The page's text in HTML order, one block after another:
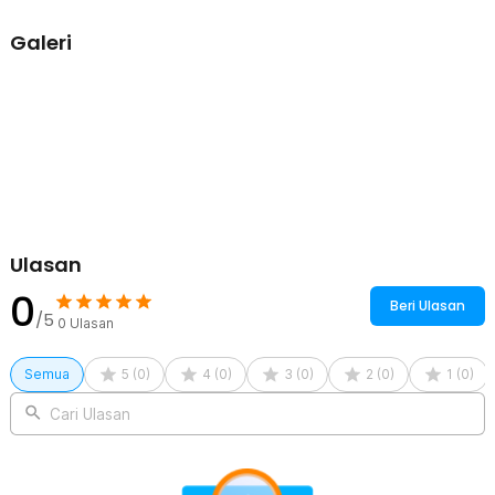
dengan cepat dan praktis. Sistem rechargeable ini mengurangi
Galeri
Ulasan
0/5 0 Ulasan
Beri Ulasan
Semua 5 (0) 4 (0) 3 (0) 2 (0) 1 (0)
Cari Ulasan